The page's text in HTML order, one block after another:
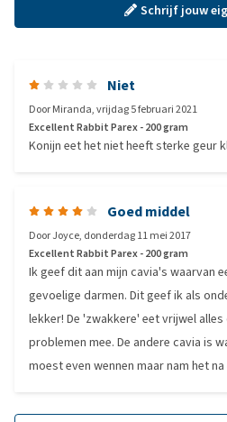
Schrijf jouw
Niet
DoorMiranda,vrijdag 5 februari 2021
Excellent Rabbit Parex - 200 gram
Konijn eet het niet heeft sterke geur
Goed middel
DoorJoyce, donderdag 11 mei 2017
Excellent Rabbit Parex - 200 gram
Ik geef dit aan mijn cavia's waarvan
gevoelige darmen. Dit geef ik als
lekker! De 'zwakkere' eet vrijwel alles
problemen mee. De andere cavia is
moest even wennen maar nam het